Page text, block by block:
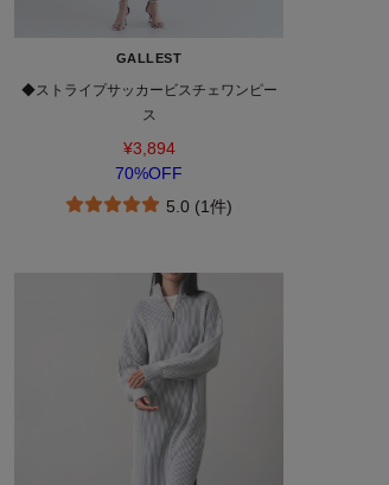
GALLEST
◆ストライプサッカービスチェワンピー
ス
¥3,894
70%OFF
5.0 (1件)